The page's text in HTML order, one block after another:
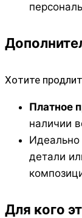
Хотите
Платное
наличии
Идеально
детали
Для кого